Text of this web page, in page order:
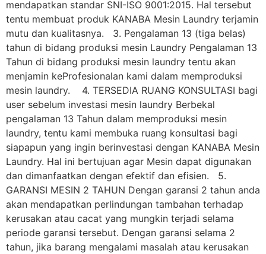
mendapatkan standar SNI-ISO 9001:2015. Hal tersebut
tentu membuat produk KANABA Mesin Laundry terjamin
mutu dan kualitasnya. 3. Pengalaman 13 (tiga belas)
tahun di bidang produksi mesin Laundry Pengalaman 13
Tahun di bidang produksi mesin laundry tentu akan
menjamin keProfesionalan kami dalam memproduksi
mesin laundry. 4. TERSEDIA RUANG KONSULTASI bagi
user sebelum investasi mesin laundry Berbekal
pengalaman 13 Tahun dalam memproduksi mesin
laundry, tentu kami membuka ruang konsultasi bagi
siapapun yang ingin berinvestasi dengan KANABA Mesin
Laundry. Hal ini bertujuan agar Mesin dapat digunakan
dan dimanfaatkan dengan efektif dan efisien. 5.
GARANSI MESIN 2 TAHUN Dengan garansi 2 tahun anda
akan mendapatkan perlindungan tambahan terhadap
kerusakan atau cacat yang mungkin terjadi selama
periode garansi tersebut. Dengan garansi selama 2
tahun, jika barang mengalami masalah atau kerusakan